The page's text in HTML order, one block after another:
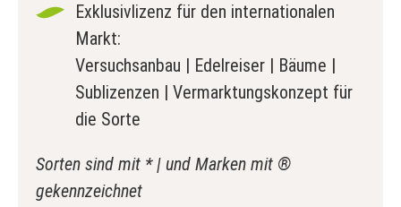
Exklusivlizenz für den internationalen
Markt:
Versuchsanbau | Edelreiser | Bäume |
Sublizenzen | Vermarktungskonzept für
die Sorte
Sorten sind mit * | und Marken mit ®
gekennzeichnet